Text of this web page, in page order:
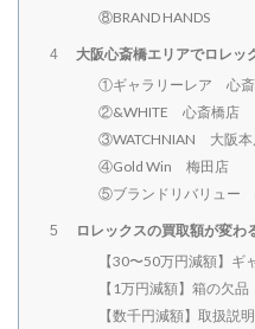
⑧BRAND HANDS
4
大阪心斎橋エリアでロレッ
①ギャラリーレア 心斎
②&WHITE 心斎橋店
③WATCHNIAN 大阪本
④Gold Win 梅田店
⑤ブランドリバリュー
5
ロレックスの買取額が変わ
【30〜50万円減額】
【1万円減額】箱の欠品
【数千円減額】取扱説